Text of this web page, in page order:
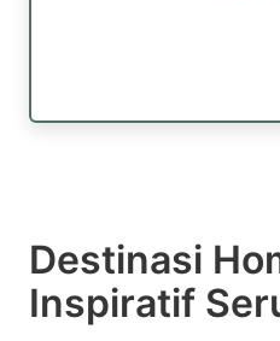
Destinasi
Inspiratif